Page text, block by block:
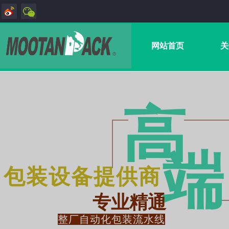
网站首页
专业精通
高
包装设备提供商端
整厂自动化包装流水线